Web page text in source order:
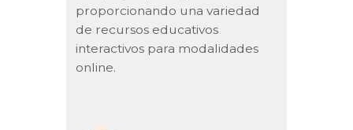
proporcionando una variedad
de recursos educativos
interactivos para modalidades
online.